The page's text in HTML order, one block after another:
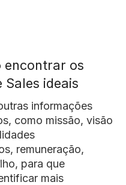
encontrar os
Sales ideais
informações
como missão, visão
remuneração,
para que
mais